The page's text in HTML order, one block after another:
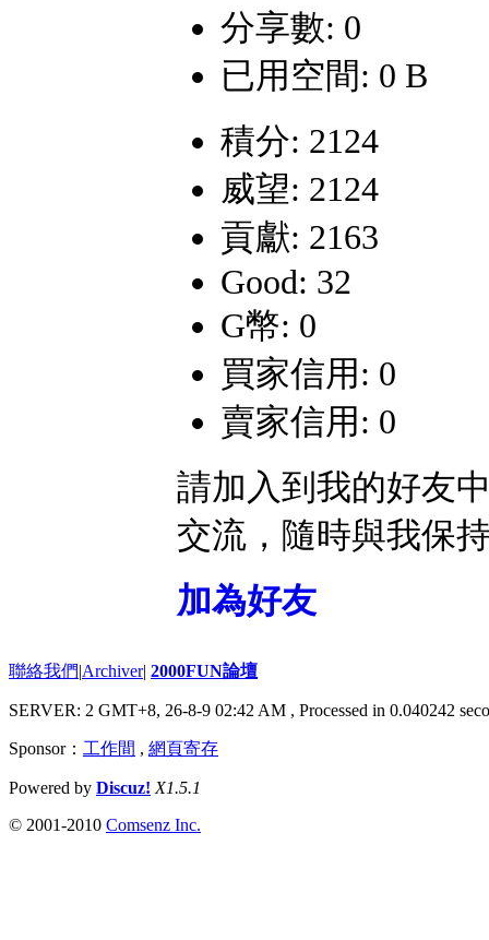
分享數: 0
已用空間: 0 B
積分: 2124
威望: 2124
貢獻: 2163
Good: 32
G幣: 0
買家信用: 0
賣家信用: 0
請加入到我的好友
交流，隨時與我保
加為好友
聯絡我們|Archiver| 2000FUN論壇
SERVER: 2 GMT+8, 26-8-9 02:42 AM , Processed in 0.040242
Sponsor： 工作間 , 網頁寄存
Powered by Discuz! X1.5.1
© 2001-2010 Comsenz Inc.